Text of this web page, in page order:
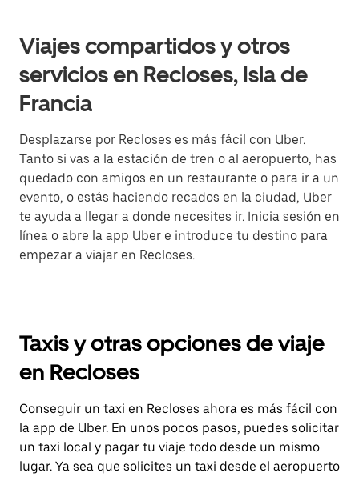
Viajes compartidos y otros
servicios en Recloses, Isla de
Francia
Desplazarse por Recloses es más fácil con Uber.
Tanto si vas a la estación de tren o al aeropuerto, has
quedado con amigos en un restaurante o para ir a un
evento, o estás haciendo recados en la ciudad, Uber
te ayuda a llegar a donde necesites ir. Inicia sesión en
línea o abre la app Uber e introduce tu destino para
empezar a viajar en Recloses.
Taxis y otras opciones de viaje
en Recloses
Conseguir un taxi en Recloses ahora es más fácil con
la app de Uber. En unos pocos pasos, puedes solicitar
un taxi local y pagar tu viaje todo desde un mismo
lugar. Ya sea que solicites un taxi desde el aeropuerto